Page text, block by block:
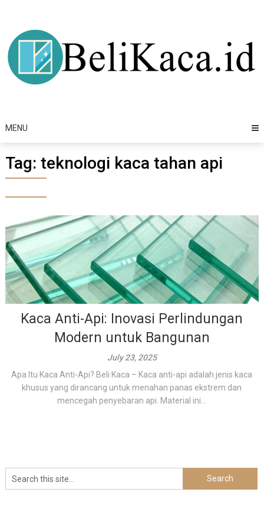
content
MENU
Tag: teknologi kaca tahan api
Kaca Anti-Api: Inovasi Perlindungan
Modern untuk Bangunan
July 23, 2025
Apa Itu Kaca Anti-Api? Beli Kaca – Kaca anti-api adalah jenis kaca
khusus yang dirancang untuk menahan panas ekstrem dan
mencegah penyebaran api. Material ini...